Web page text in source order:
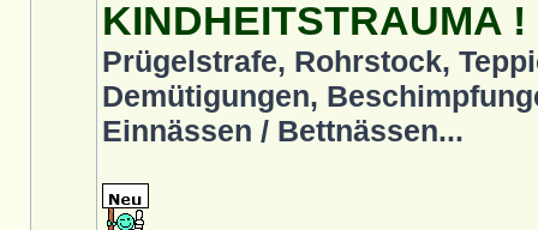
KINDHEITSTRAUMA !
Prügelstrafe, Rohrstock,
Demütigungen,
Einnässen / Bettnässen...